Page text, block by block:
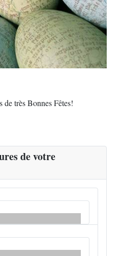
de votre
de très Bonnes Fêtes!